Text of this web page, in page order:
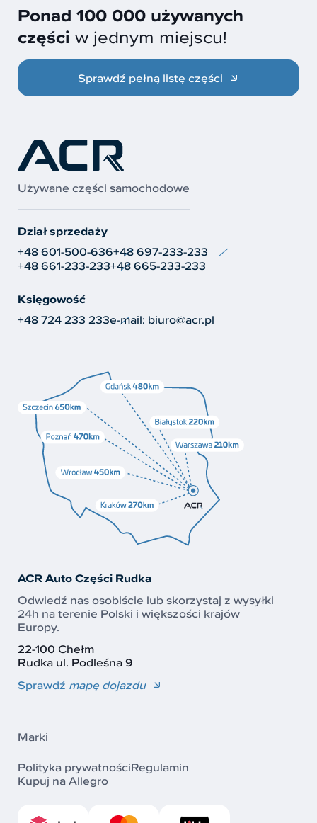
Ponad 100 000 używanych
części w jednym miejscu!
Sprawdź pełną listę części
Używane części samochodowe
Dział sprzedaży
+48 601-500-636+48 697-233-233
+48 661-233-233+48 665-233-233
Księgowość
+48 724 233 233e-mail: biuro@acr.pl
ACR Auto Części Rudka
Odwiedź nas osobiście lub skorzystaj z wysyłki
24h na terenie Polski i większości krajów
Europy.
22-100 Chełm
Rudka ul. Podleśna 9
Sprawdź mapę dojazdu
Marki
Polityka prywatnościRegulamin
Kupuj na Allegro